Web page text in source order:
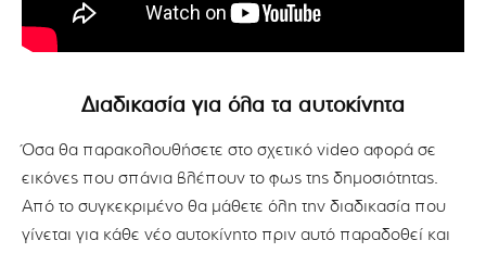
Διαδικασία για όλα τα αυτοκίνητα
Όσα θα παρακολουθήσετε στο σχετικό video αφορά σε
εικόνες που σπάνια βλέπουν το φως της δημοσιότητας.
Από το συγκεκριμένο θα μάθετε όλη την διαδικασία που
γίνεται για κάθε νέο αυτοκίνητο πριν αυτό παραδοθεί και